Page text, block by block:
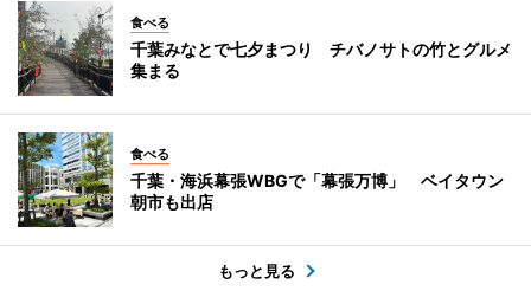
食べる
千葉みなとで七夕まつり チバノサトの竹とグルメ
集まる
食べる
千葉・海浜幕張WBGで「幕張万博」 ベイタウン
朝市も出店
もっと見る